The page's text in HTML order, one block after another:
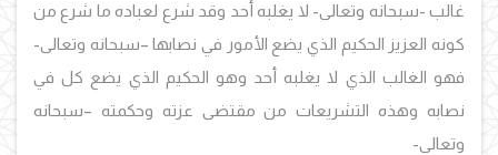
غالب -سبحانه وتعالى- لا يغلبه أحد وقد شرع لعباده ما شرع من
كونه العزيز الحكيم الذي يضع الأمور في نصابها –سبحانه وتعالى-
فهو الغالب الذي لا يغلبه أحد وهو الحكيم الذي يضع كل في
نصابه وهذه التشريعات من مقتضى عزته وحكمته –سبحانه
وتعالى-